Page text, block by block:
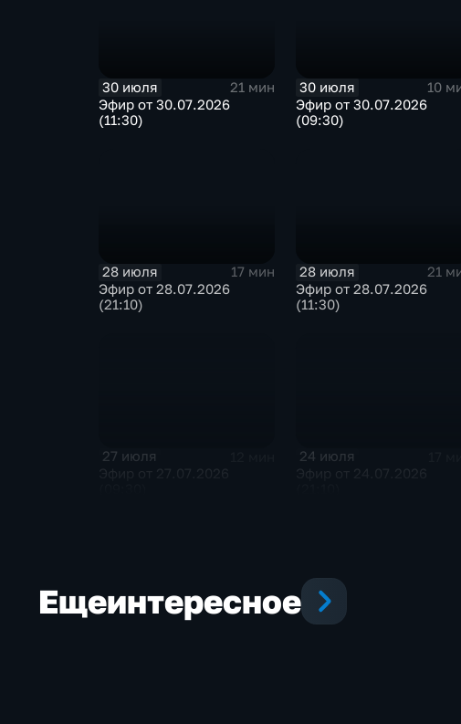
30 июля
21 мин
Эфир от 30.07.2026
(11:30)
30 июля
10
Эфир от 30.07.2026
(09:30)
28 июля
17 мин
Эфир от 28.07.2026
(21:10)
28 июля
21
Эфир от 28.07.2026
(11:30)
27 июля 24 июля
Ещеинтересное